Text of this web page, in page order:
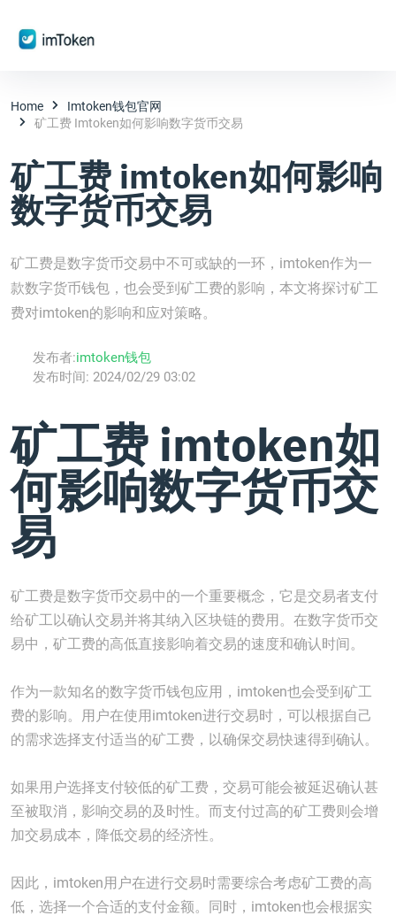
Home
Imtoken钱包官网
矿工费 Imtoken如何影响数字货币交易
矿工费 imtoken如何影响
数字货币交易
矿工费是数字货币交易中不可或缺的一环，imtoken作为一
款数字货币钱包，也会受到矿工费的影响，本文将探讨矿工
费对imtoken的影响和应对策略。
发布者:imtoken钱包
发布时间: 2024/02/29 03:02
矿工费 imtoken如
何影响数字货币交
易
矿工费是数字货币交易中的一个重要概念，它是交易者支付
给矿工以确认交易并将其纳入区块链的费用。在数字货币交
易中，矿工费的高低直接影响着交易的速度和确认时间。
作为一款知名的数字货币钱包应用，imtoken也会受到矿工
费的影响。用户在使用imtoken进行交易时，可以根据自己
的需求选择支付适当的矿工费，以确保交易快速得到确认。
如果用户选择支付较低的矿工费，交易可能会被延迟确认甚
至被取消，影响交易的及时性。而支付过高的矿工费则会增
加交易成本，降低交易的经济性。
因此，imtoken用户在进行交易时需要综合考虑矿工费的高
低，选择一个合适的支付金额。同时，imtoken也会根据实